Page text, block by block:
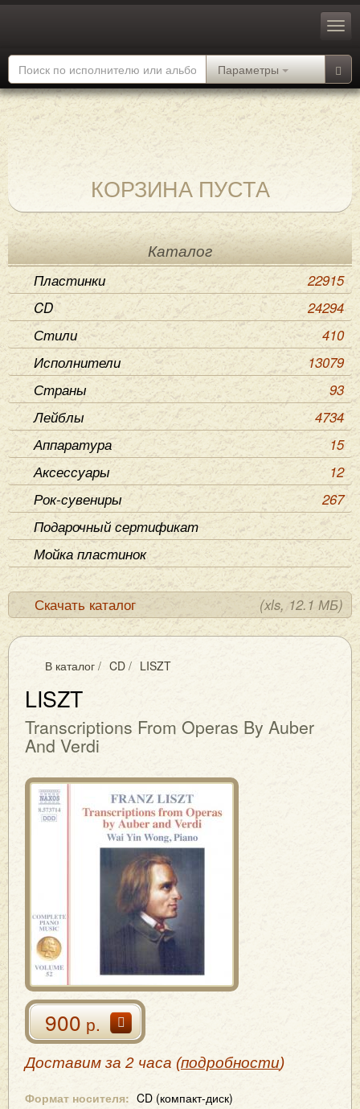
Параметры
КОРЗИНА ПУСТА
Каталог
Пластинки
22915
CD
24294
Стили
410
Исполнители
13079
Страны
93
Лейблы
4734
Аппаратура
15
Аксессуары
12
Рок-сувениры
267
Подарочный сертификат
Мойка пластинок
Скачать каталог (xls, 12.1 МБ)
В каталог / CD / LISZT
LISZT
Transcriptions From Operas By Auber
And Verdi
900р.
Доставим за 2 часа (подробности)
Формат носителя: CD (компакт-диск)